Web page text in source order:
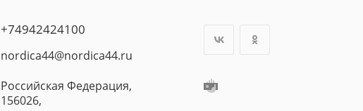
+74942424100
nordica44@nordica44.ru
Российская Федерация,
156026,